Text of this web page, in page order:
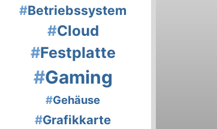
#Betriebssystem
#Cloud
#Festplatte
#Gaming
#Gehäuse
#Grafikkarte